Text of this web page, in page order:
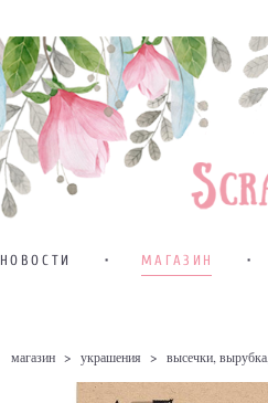
НОВОСТИ • МАГАЗИН •
магазин > украшения > высечки,